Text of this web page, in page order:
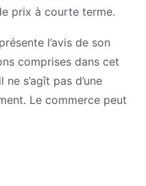
prix à courte terme.
l’avis de son
comprises dans cet
s’agît pas d’une
Le commerce peut